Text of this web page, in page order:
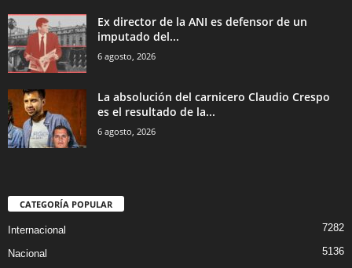
Ex director de la ANI es defensor de un
imputado del...
6 agosto, 2026
La absolución del carnicero Claudio Crespo
es el resultado de la...
6 agosto, 2026
CATEGORÍA POPULAR
Internacional 7282
Nacional 5136